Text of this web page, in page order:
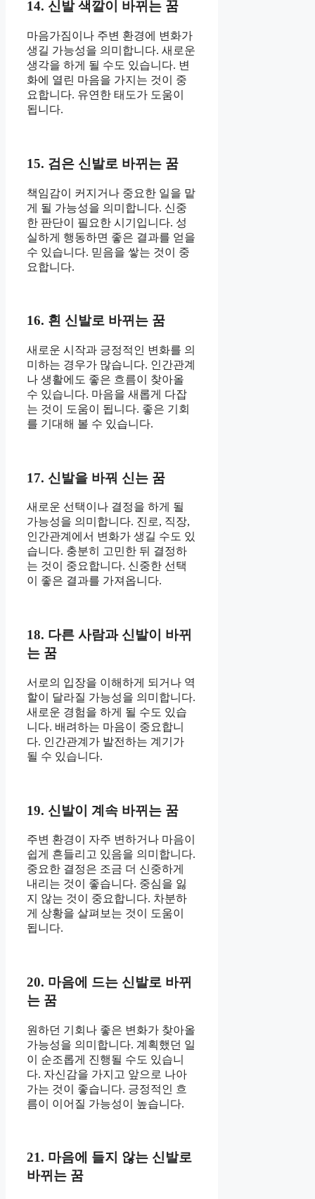
14. 신발 색깔이 바뀌는 꿈
마음가짐이나 주변 환경에 변화가
생길 가능성을 의미합니다. 새로운
생각을 하게 될 수도 있습니다. 변
화에 열린 마음을 가지는 것이 중
요합니다. 유연한 태도가 도움이
됩니다.
15. 검은 신발로 바뀌는 꿈
책임감이 커지거나 중요한 일을 맡
게 될 가능성을 의미합니다. 신중
한 판단이 필요한 시기입니다. 성
실하게 행동하면 좋은 결과를 얻을
수 있습니다. 믿음을 쌓는 것이 중
요합니다.
16. 흰 신발로 바뀌는 꿈
새로운 시작과 긍정적인 변화를 의
미하는 경우가 많습니다. 인간관계
나 생활에도 좋은 흐름이 찾아올
수 있습니다. 마음을 새롭게 다잡
는 것이 도움이 됩니다. 좋은 기회
를 기대해 볼 수 있습니다.
17. 신발을 바꿔 신는 꿈
새로운 선택이나 결정을 하게 될
가능성을 의미합니다. 진로, 직장,
인간관계에서 변화가 생길 수도 있
습니다. 충분히 고민한 뒤 결정하
는 것이 중요합니다. 신중한 선택
이 좋은 결과를 가져옵니다.
18. 다른 사람과 신발이 바뀌
는 꿈
서로의 입장을 이해하게 되거나 역
할이 달라질 가능성을 의미합니다.
새로운 경험을 하게 될 수도 있습
니다. 배려하는 마음이 중요합니
다. 인간관계가 발전하는 계기가
될 수 있습니다.
19. 신발이 계속 바뀌는 꿈
주변 환경이 자주 변하거나 마음이
쉽게 흔들리고 있음을 의미합니다.
중요한 결정은 조금 더 신중하게
내리는 것이 좋습니다. 중심을 잃
지 않는 것이 중요합니다. 차분하
게 상황을 살펴보는 것이 도움이
됩니다.
20. 마음에 드는 신발로 바뀌
는 꿈
원하던 기회나 좋은 변화가 찾아올
가능성을 의미합니다. 계획했던 일
이 순조롭게 진행될 수도 있습니
다. 자신감을 가지고 앞으로 나아
가는 것이 좋습니다. 긍정적인 흐
름이 이어질 가능성이 높습니다.
21. 마음에 들지 않는 신발로
바뀌는 꿈